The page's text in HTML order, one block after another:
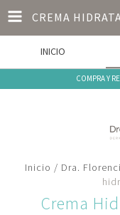
CREMA
INICIO
COMPRA Y
Inicio / Dra.
Crema